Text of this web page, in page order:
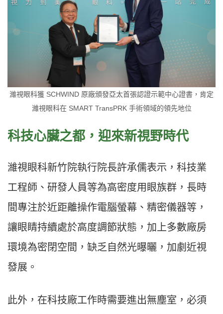
濰視眼科獲 SCHWIND 原廠頒發亞太首張認證示範中心證書，肯定
濰視眼科在 SMART TransPRK 手術領域的領先地位
科技心臟之都，迎來新視野時代
濰視眼科新竹院執行院長許承儒表示，科技業
工程師、研發人員等為高密度用眼族群，長時
間專注於近距離操作電腦螢幕、精密儀器等，
讓眼睛持續處於高度調節狀態，加上多數廠房
環境為密閉空間，缺乏自然光曝曬，加劇近視
發展。
此外，在科技廠工作時需要進出無塵室，必須